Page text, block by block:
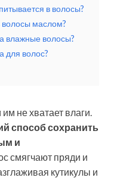
в волосы?
волосы маслом?
влажные волосы?
для волос?
не хватает влаги.
способ сохранить
и
смягчают пряди и
кутикулы и